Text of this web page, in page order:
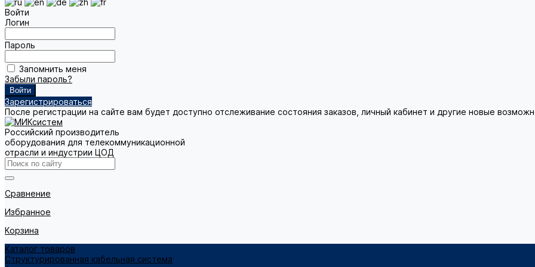
Войти
Логин
Пароль
Запомнить меня
Забыли пароль?
Зарегистрироваться
После регистрации на сайте вам будет доступно отслеживание состояния заказов, личный кабинет и другие новые
Российский производитель
оборудования для телекоммуникационной
отрасли и индустрии ЦОД
Сравнение
Избранное
Корзина
Каталог товаров
Структурированная кабельная система